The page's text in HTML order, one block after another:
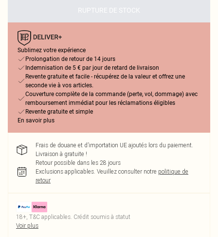
RUPTURE DE STOCK
Sublimez votre expérience
Prolongation de retour de 14 jours
Indemnisation de 5 € par jour de retard de livraison
Revente gratuite et facile - récupérez de la valeur et offrez une
seconde vie à vos articles.
Couverture complète de la commande (perte, vol, dommage) avec
remboursement immédiat pour les réclamations éligibles
Revente gratuite et simple
En savoir plus
Frais de douane et d’importation UE ajoutés lors du paiement.
Livraison à gratuite !
Retour possible dans les 28 jours
Exclusions applicables. Veuillez consulter notre politique de
retour
18+, T&C applicables. Crédit soumis à statut
Voir plus